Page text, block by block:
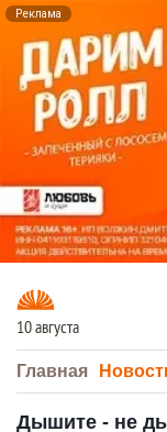
Реклама
10 августа
Главная
Дышите - не